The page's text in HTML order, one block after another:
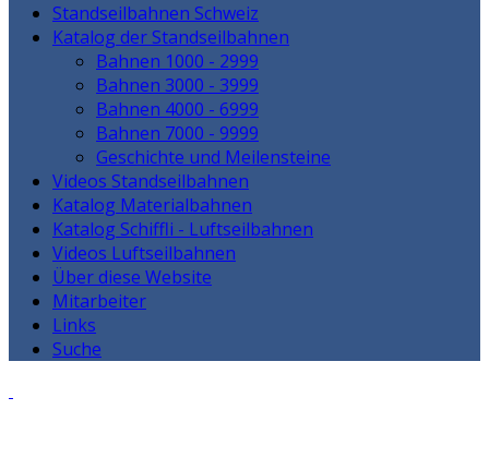
Standseilbahnen Schweiz
Katalog der Standseilbahnen
Bahnen 1000 - 2999
Bahnen 3000 - 3999
Bahnen 4000 - 6999
Bahnen 7000 - 9999
Geschichte und Meilensteine
Videos Standseilbahnen
Katalog Materialbahnen
Katalog Schiffli - Luftseilbahnen
Videos Luftseilbahnen
Über diese Website
Mitarbeiter
Links
Suche